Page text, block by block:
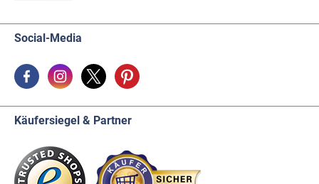
Social-Media
Käufersiegel & Partner